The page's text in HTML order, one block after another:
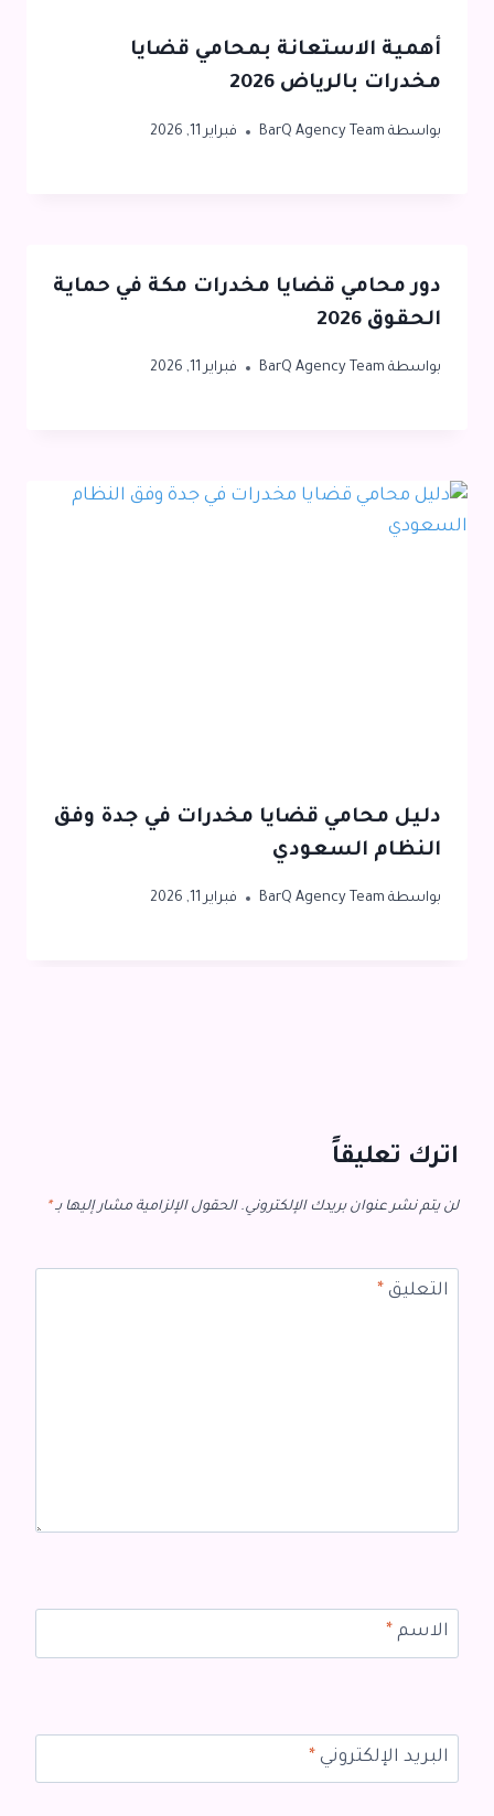
أهمية الاستعانة بمحامي قضايا
مخدرات بالرياض 2026
بواسطة BarQ Agency Team فبراير 11, 2026
دور محامي قضايا مخدرات مكة في حماية
الحقوق 2026
بواسطة BarQ Agency Team فبراير 11, 2026
دليل محامي قضايا مخدرات في جدة وفق
النظام السعودي
بواسطة BarQ Agency Team فبراير 11, 2026
اترك تعليقاً
لن يتم نشر عنوان بريدك الإلكتروني. الحقول الإلزامية مشار إليها بـ *
التعليق *
الاسم *
البريد الإلكتروني *